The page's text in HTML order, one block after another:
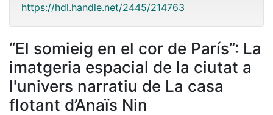
https://hdl.handle.net/2445/214763
“El somieig en el cor de París”: La
imatgeria espacial de la ciutat a
l'univers narratiu de La casa
flotant d’Anaïs Nin